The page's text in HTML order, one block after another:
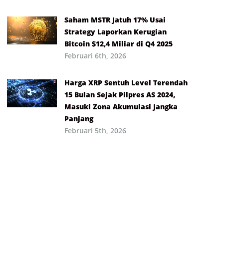
Saham MSTR Jatuh 17% Usai
Strategy Laporkan Kerugian
Bitcoin $12,4 Miliar di Q4 2025
Februari 6th, 2026
Harga XRP Sentuh Level Terendah
15 Bulan Sejak Pilpres AS 2024,
Masuki Zona Akumulasi Jangka
Panjang
Februari 5th, 2026